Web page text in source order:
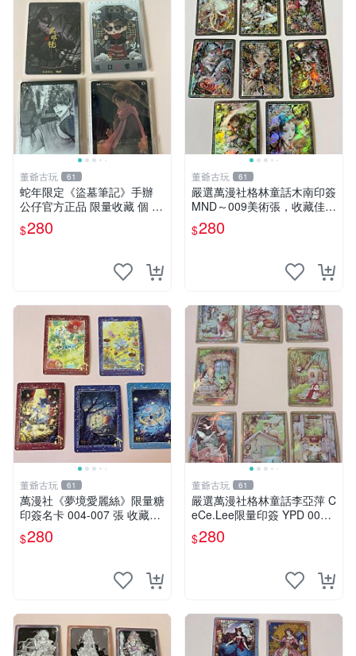
董爺古玩 61
蛇年限定《盜墓筆記》手辦
公仔官方正品 限量收藏 個 古
風 動漫 手辦
$280
董爺古玩 61
嚴選萬漫社格林童話木南印簽
MND～009美術張，收藏佳選
無疑問 格林童話 印簽 美術張
$280
董爺古玩 61
萬漫社《夢境愛麗絲》限量糖
印簽名卡 004-007 張 收藏推
薦 泰式藝術 魔法少女
$280
董爺古玩 61
嚴選萬漫社格林童話李亞萍 C
eCe.Lee限量印簽 YPD 009
精品收藏 格林童話 李亞萍 印
簽
$280